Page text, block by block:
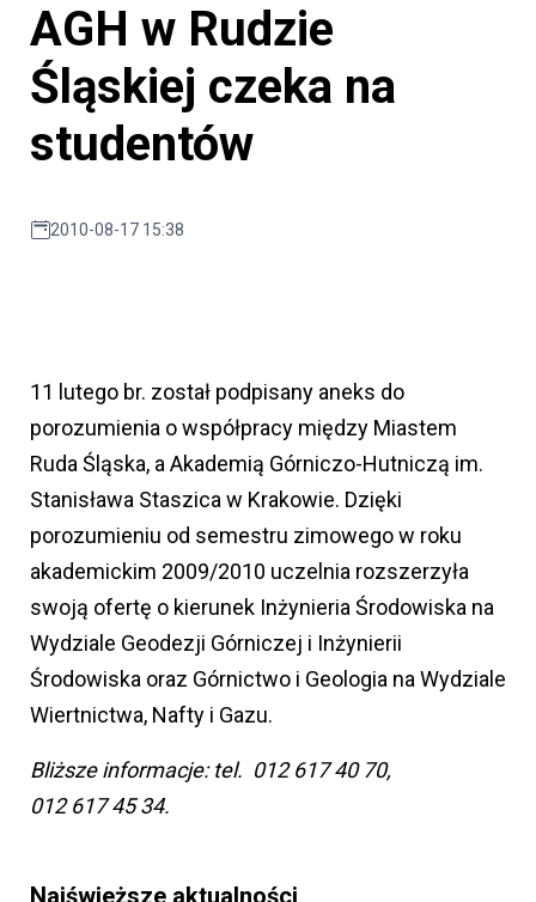
AGH w Rudzie
Śląskiej czeka na
studentów
2010-08-17 15:38
11 lutego br. został podpisany aneks do
porozumienia o współpracy między Miastem
Ruda Śląska, a Akademią Górniczo-Hutniczą im.
Stanisława Staszica w Krakowie. Dzięki
porozumieniu od semestru zimowego w roku
akademickim 2009/2010 uczelnia rozszerzyła
swoją ofertę o kierunek Inżynieria Środowiska na
Wydziale Geodezji Górniczej i Inżynierii
Środowiska oraz Górnictwo i Geologia na Wydziale
Wiertnictwa, Nafty i Gazu.
Bliższe informacje: tel. 012 617 40 70,
012 617 45 34.
Najświeższe aktualności